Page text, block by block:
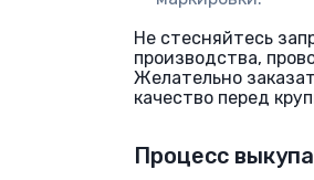
Не стесняйтесь
производства,
Желательно
качество перед
Процесс